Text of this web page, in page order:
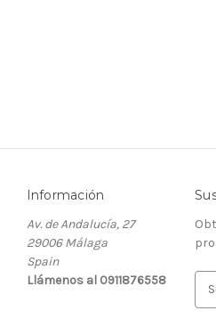
Información
Av. de Andalucía, 27
29006 Málaga
Spain
Llámenos al 0911876558